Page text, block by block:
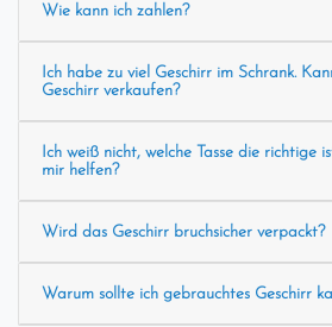
Wie kann ich zahlen?
Ich habe zu viel Geschirr im Schrank.
Geschirr verkaufen?
Ich weiß nicht, welche Tasse die richtige
mir helfen?
Wird das Geschirr bruchsicher verpackt?
Warum sollte ich gebrauchtes Geschirr